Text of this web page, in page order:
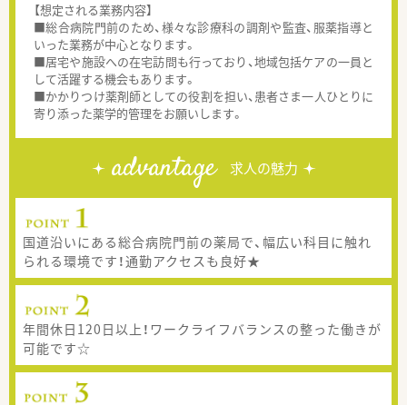
【想定される業務内容】
■総合病院門前のため、様々な診療科の調剤や監査、服薬指導と
いった業務が中心となります。
■居宅や施設への在宅訪問も行っており、地域包括ケアの一員と
して活躍する機会もあります。
■かかりつけ薬剤師としての役割を担い、患者さま一人ひとりに
寄り添った薬学的管理をお願いします。
advantage 求人の魅力
国道沿いにある総合病院門前の薬局で、幅広い科目に触れ
られる環境です！通勤アクセスも良好★
年間休日120日以上！ワークライフバランスの整った働きが
可能です☆